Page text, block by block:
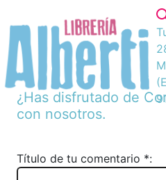
¿Has disfrutado de
con nosotros.
Título de tu comentario *: